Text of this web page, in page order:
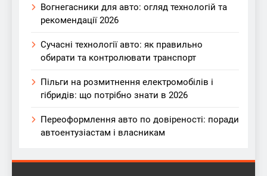
Вогнегасники для авто: огляд технологій та
рекомендації 2026
Сучасні технології авто: як правильно
обирати та контролювати транспорт
Пільги на розмитнення електромобілів і
гібридів: що потрібно знати в 2026
Переоформлення авто по довіреності: поради
автоентузіастам і власникам